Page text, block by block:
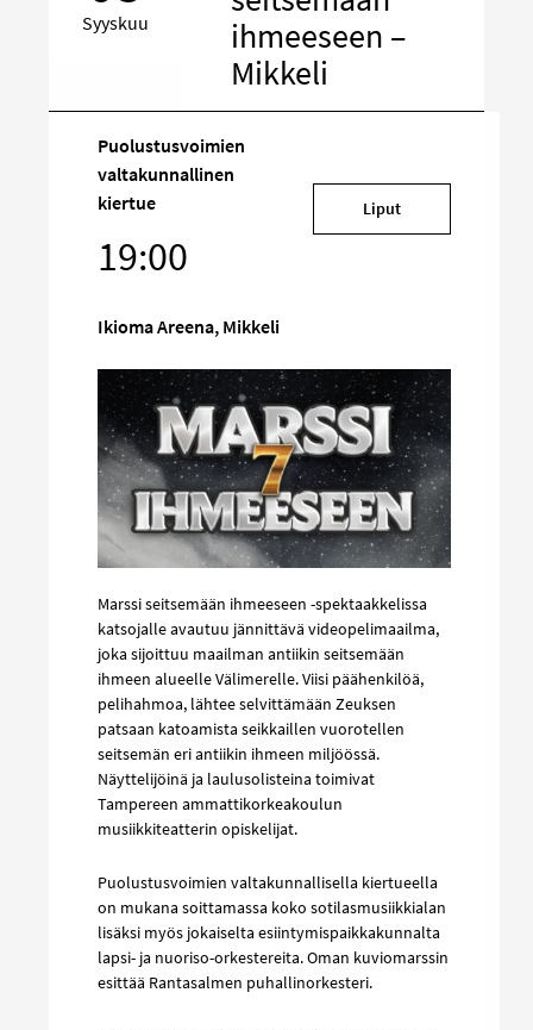
Syyskuu
ihmeeseen –
Mikkeli
Puolustusvoimien
valtakunnallinen
kiertue
19:00
Liput
Ikioma Areena, Mikkeli
Marssi seitsemään ihmeeseen -spektaakkelissa
katsojalle avautuu jännittävä videopelimaailma,
joka sijoittuu maailman antiikin seitsemään
ihmeen alueelle Välimerelle. Viisi päähenkilöä,
pelihahmoa, lähtee selvittämään Zeuksen
patsaan katoamista seikkaillen vuorotellen
seitsemän eri antiikin ihmeen miljöössä.
Näyttelijöinä ja laulusolisteina toimivat
Tampereen ammattikorkeakoulun
musiikkiteatterin opiskelijat.
Puolustusvoimien valtakunnallisella kiertueella
on mukana soittamassa koko sotilasmusiikkialan
lisäksi myös jokaiselta esiintymispaikkakunnalta
lapsi- ja nuoriso-orkestereita. Oman kuviomarssin
esittää Rantasalmen puhallinorkesteri.